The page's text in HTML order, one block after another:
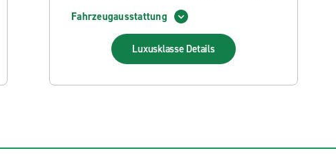
Fahrzeugausstattung
Luxusklasse Details